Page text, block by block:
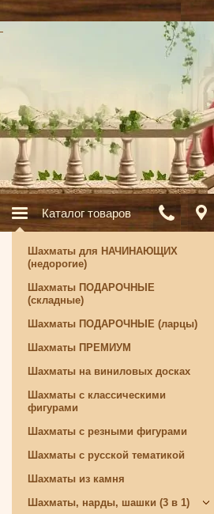
Каталог товаров
Шахматы для НАЧИНАЮЩИХ
(недорогие)
Шахматы ПОДАРОЧНЫЕ
(складные)
Шахматы ПОДАРОЧНЫЕ (ларцы)
Шахматы ПРЕМИУМ
Шахматы на виниловых досках
Шахматы с классическими
фигурами
Шахматы с резными фигурами
Шахматы с русской тематикой
Шахматы из камня
Шахматы, нарды, шашки (3 в 1)